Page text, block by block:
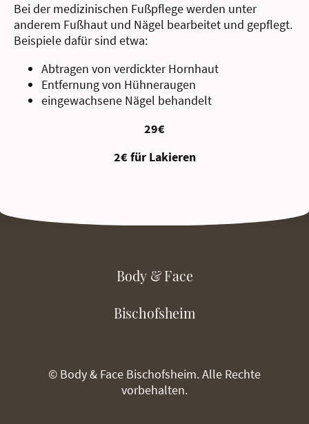
Bei der medizinischen Fußpflege werden unter
anderem Fußhaut und Nägel bearbeitet und gepflegt.
Beispiele dafür sind etwa:
Abtragen von verdickter Hornhaut
Entfernung von Hühneraugen
eingewachsene Nägel behandelt
29€
2€ für Lakieren
Body & Face
Bischofsheim
© Body & Face Bischofsheim. Alle Rechte
vorbehalten.